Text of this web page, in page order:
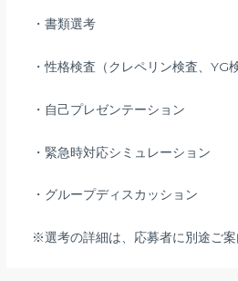
・書類選考
・性格検査（クレペリン検査、YG検
・自己プレゼンテーション
・緊急時対応シミュレーション
・グループディスカッション
※選考の詳細は、応募者に別途ご案